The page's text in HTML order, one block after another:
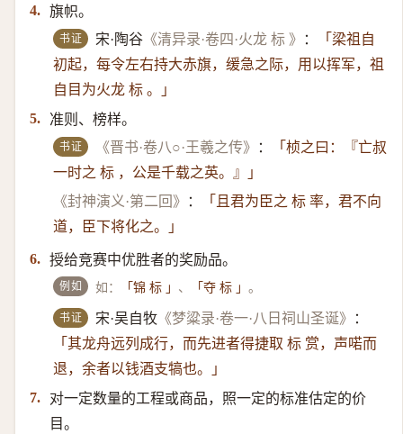
4. 旗帜。
书证 宋·陶谷 《清异录·卷四·火龙 标 》 ：
「梁祖自
初起，每令左右持大赤旗，缓急之际，用以挥军，祖
自目为火龙 标 。」
5.
准则、榜样。
书证 《晋书·卷八○·王羲之传》 ：
「桢之曰：『亡叔
一时之 标 ，公是千载之英。』」
《封神演义·第二回》
：
「且君为臣之 标 率，君不向
道，臣下将化之。」
6. 授给竞赛中优胜者的奖励品。
例如 如： 「锦 标 」 、 「夺 标 」。
书证 宋·吴自牧 《梦粱录·卷一·八日祠山圣诞》
：
「其龙舟远列成行，而先进者得捷取 标 赏，声喏而
退，余者以钱酒支犒也。」
7.
对一定数量的工程或商品，照一定的标准估定的价
目。